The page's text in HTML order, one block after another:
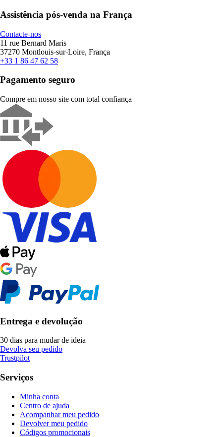
Assistência pós-venda na França
Contacte-nos
11 rue Bernard Maris
37270 Montlouis-sur-Loire, França
+33 1 86 47 62 58
Pagamento seguro
Compre em nosso site com total confiança
Entrega e devolução
30 dias para mudar de ideia
Devolva seu pedido
Trustpilot
Serviços
Minha conta
Centro de ajuda
Acompanhar meu pedido
Devolver meu pedido
Códigos promocionais